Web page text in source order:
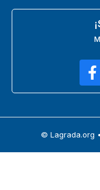
© Lagrada.org